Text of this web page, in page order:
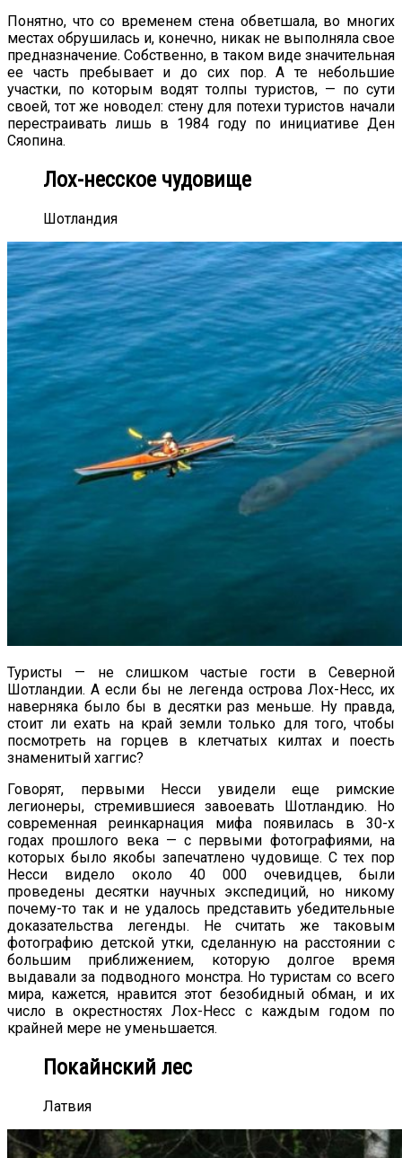
Понятно, что со временем стена обветшала, во многих
местах обрушилась и, конечно, никак не выполняла свое
предназначение. Собственно, в таком виде значительная
ее часть пребывает и до сих пор. А те небольшие
участки, по которым водят толпы туристов, — по сути
своей, тот же новодел: стену для потехи туристов начали
перестраивать лишь в 1984 году по инициативе Ден
Сяопина.
Лох-несское чудовище
Шотландия
Туристы — не слишком частые гости в Северной
Шотландии. А если бы не легенда острова Лох-Несс, их
наверняка было бы в десятки раз меньше. Ну правда,
стоит ли ехать на край земли только для того, чтобы
посмотреть на горцев в клетчатых килтах и поесть
знаменитый хаггис?
Говорят, первыми Несси увидели еще римские
легионеры, стремившиеся завоевать Шотландию. Но
современная реинкарнация мифа появилась в 30-х
годах прошлого века — с первыми фотографиями, на
которых было якобы запечатлено чудовище. С тех пор
Несси видело около 40 000 очевидцев, были
проведены десятки научных экспедиций, но никому
почему-то так и не удалось представить убедительные
доказательства легенды. Не считать же таковым
фотографию детской утки, сделанную на расстоянии с
большим приближением, которую долгое время
выдавали за подводного монстра. Но туристам со всего
мира, кажется, нравится этот безобидный обман, и их
число в окрестностях Лох-Несс с каждым годом по
крайней мере не уменьшается.
Покайнский лес
Латвия